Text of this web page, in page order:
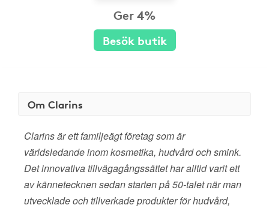
Ger 4%
Besök butik
Om Clarins
Clarins är ett familjeägt företag som är
världsledande inom kosmetika, hudvård och smink.
Det innovativa tillvägagångssättet har alltid varit ett
av kännetecknen sedan starten på 50-talet när man
utvecklade och tillverkade produkter för hudvård,